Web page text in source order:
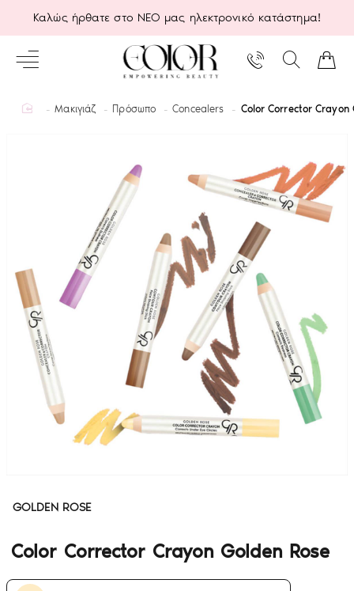
Καλώς ήρθατε στο ΝΕΟ μας ηλεκτρονικό κατάστημα!
homeΜακιγιάζ Πρόσωπο Concealers Color Corrector Crayon
GOLDEN ROSE
Color Corrector Crayon Golden Rose